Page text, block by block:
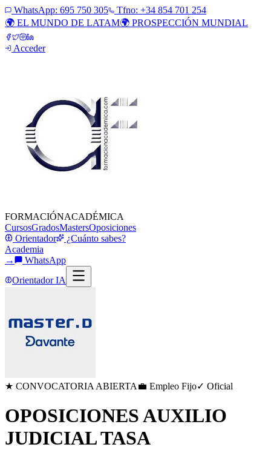
WhatsApp: 695 750 305
Tfno: +34 854 701 254
🌍 EL MUNDO DE LATAM🌍 PROSPECCIÓN MUNDIAL
Acceder
FORMACIÓNACADÉMICA
CursosGradosMastersOposiciones
Orientador
¿Cuánto sabes?
Academia
→
WhatsApp
Orientador IA
★ CONVOCATORIA ABIERTA 💼 Empleo Fijo✓ Oficial
OPOSICIONES AUXILIO
JUDICIAL TASA